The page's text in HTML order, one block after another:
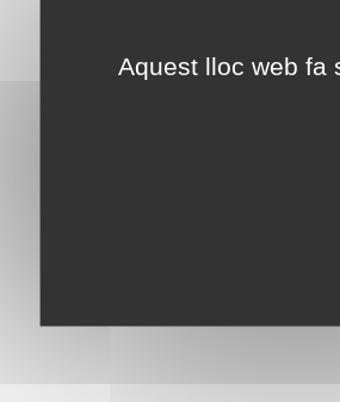
Aquest lloc web fa